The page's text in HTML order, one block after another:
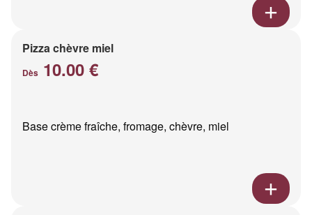
Pizza chèvre miel
Dès 10.00 €
Base crème fraîche, fromage, chèvre, miel